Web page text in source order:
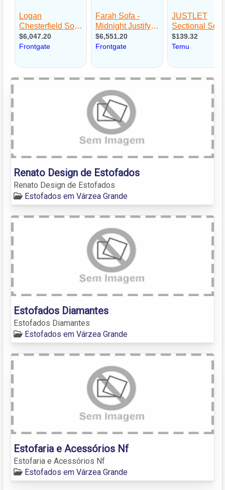
Renato Design de Estofados
Renato Design de Estofados
Estofados em Várzea Grande
Estofados Diamantes
Estofados Diamantes
Estofados em Várzea Grande
Estofaria e Acessórios Nf
Estofaria e Acessórios Nf
Estofados em Várzea Grande